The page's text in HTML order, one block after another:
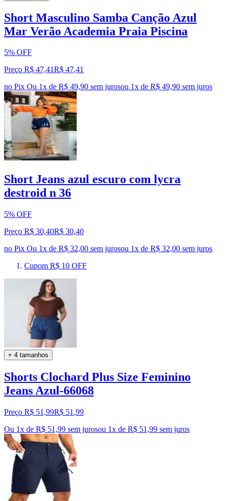
Short Masculino Samba Canção Azul
Mar Verão Academia Praia Piscina
5% OFF
Preço R$ 47,41R$ 47,41
no Pix Ou 1x de R$ 49,90 sem jurosou 1x de R$ 49,90 sem juros
Short Jeans azul escuro com lycra
destroid n 36
5% OFF
Preço R$ 30,40R$ 30,40
no Pix Ou 1x de R$ 32,00 sem jurosou 1x de R$ 32,00 sem juros
Cupom R$ 10 OFF
+ 4 tamanhos
Shorts Clochard Plus Size Feminino
Jeans Azul-66068
Preço R$ 51,99R$ 51 ,99
Ou 1x de R$ 51,99 sem jurosou 1x de R$ 51,99 sem juros